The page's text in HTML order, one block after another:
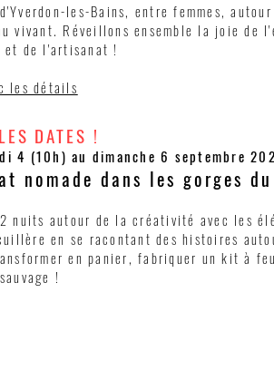
d'Yverdon-les-Bains, entre femmes,
vivant. Réveillons ensemble la joie de
et de l'artisanat !
les détails
DATES !
4 (10h) au dimanche 6 septembre
nomade dans les gorges du
nuits autour de la créativité avec les
en se racontant des histoires
en panier, fabriquer un kit à
!